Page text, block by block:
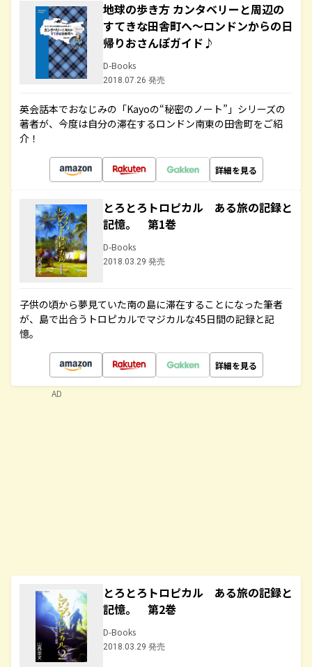
地球の歩き方 カンタベリーと周辺の
すてきな田舎町へ～ロンドンからの日
帰りおさんぽガイド♪
D-Books
2018.07.26 発売
英会話本でおなじみの「Kayoの“秘密のノート”」シリーズの
著者が、今度は自分の滞在するロンドン南東の田舎町をご紹
介！
詳細を見る
とろとろトロピカル ある旅の記録と
記憶。 第1巻
D-Books
2018.03.29 発売
子供の頃から夢見ていた南の島に滞在することになった筆者
が、島で出合うトロピカルでマジカルな45日間の記録と記
憶。
詳細を見る
とろとろトロピカル ある旅の記録と
記憶。 第2巻
D-Books
2018.03.29 発売
AD